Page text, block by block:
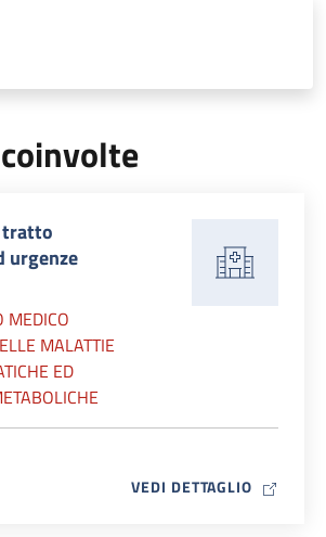
tratto
urgenze
MEDICO
MALATTIE
ED
VEDI DETTAGLIO MAP ICON